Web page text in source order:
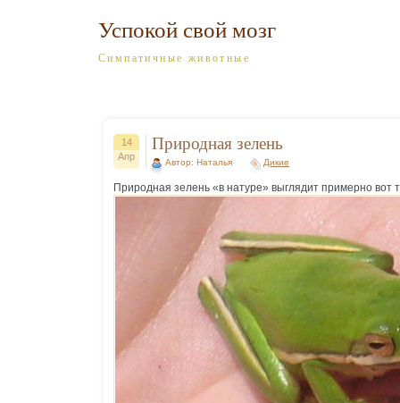
Успокой свой мозг
Симпатичные животные
14
Апр
Природная зелень
Автор: Наталья Дикие
Природная зелень «в натуре» выглядит примерно вот